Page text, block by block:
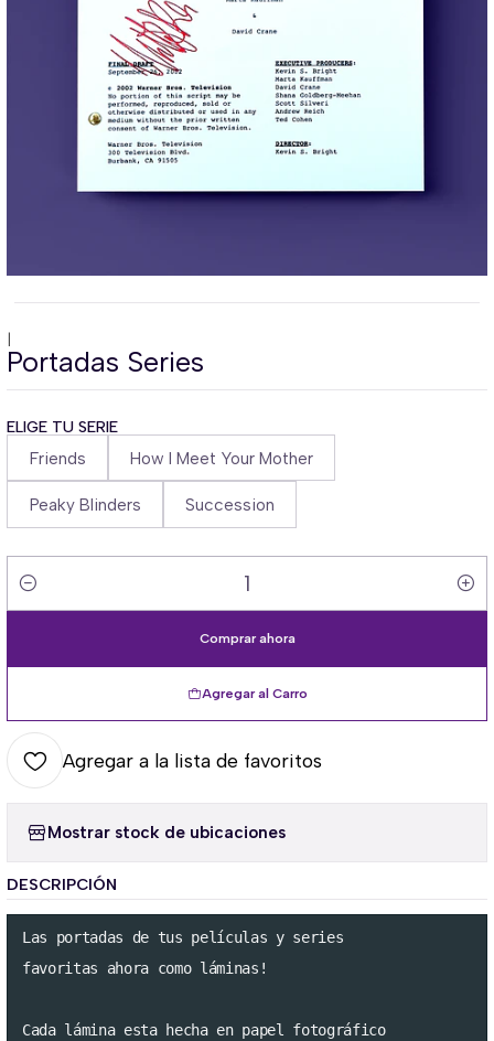
|
Portadas Series
ELIGE TU SERIE
Friends How I Meet Your Mother
Peaky Blinders Succession
Cantidad
Agregar al Carro
Comprar ahora
Agregar a la lista de favoritos
Mostrar stock de ubicaciones
DESCRIPCIÓN
Las portadas de tus películas y series
favoritas ahora como láminas!
Cada lámina esta hecha en papel fotográfico